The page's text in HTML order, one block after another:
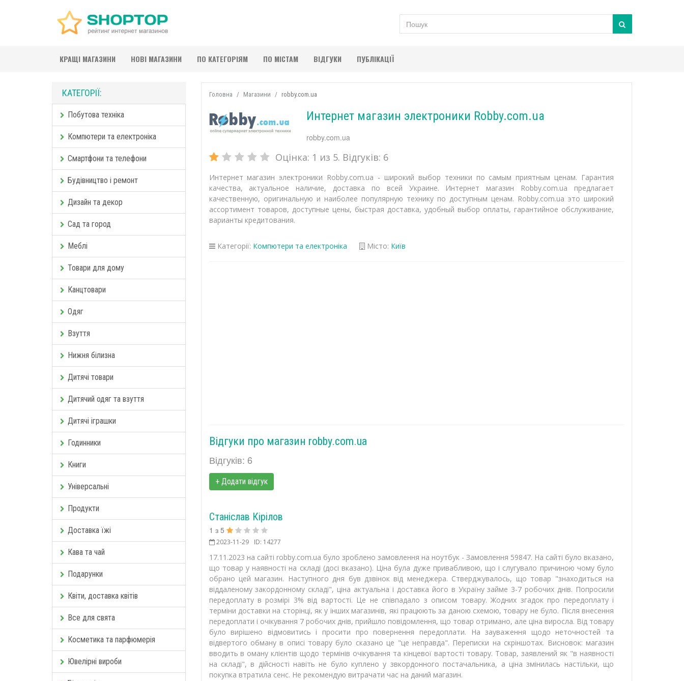
КРАЩІ МАГАЗИНИ НОВІ МАГАЗИНИ ПО КАТЕГОРІЯМ ПО МІСТАМ ВІДГУКИ ПУБЛІКАЦІЇ
КАТЕГОРІЇ:
Побутова техніка
Компютери та електроніка
Смартфони та телефони
Будівництво і ремонт
Дизайн та декор
Сад та город
Меблі
Товари для дому
Канцтовари
Одяг
Взуття
Нижня білизна
Дитячі товари
Дитячий одяг та взуття
Дитячі іграшки
Годинники
Книги
Універсальні
Продукти
Доставка їжі
Кава та чай
Подарунки
Квіти, доставка квітів
Все для свята
Косметика та парфюмерія
Ювелірні вироби
Головна Магазини robby.com.ua
Интернет магазин электроники Robby.com.ua
robby.com.ua
Оцінка: 1 из 5. Відгуків: 6
Интернет магазин электроники Robby.com.ua - широкий выбор техники по самым приятным ценам. Гарантия
качества, актуальное наличие, доставка по всей Украине. Интернет магазин Robby.com.ua предлагает
качественную, оригинальную и наиболее популярную технику по доступным ценам. Robby.com.ua это широкий
ассортимент товаров, доступные цены, быстрая доставка, удобный выбор оплаты, гарантийное обслуживание,
варианты кредитования.
Категорії: Компютери та електроніка Місто: Київ
Відгуки про магазин robby.com.ua
Відгуків: 6
+ Додати відгук
Станіслав Кірілов
1 з 5
2023-11-29 ID: 14277
17.11.2023 на сайті robby.com.ua було зроблено замовлення на ноутбук - Замовлення 59847. На сайті було вказано,
що товар у наявності на складі (досі вказано). Ціна була дуже привабливою, що і слугувало причиною чому було
обрано цей магазин. Наступного дня був дзвінок від менеджера. Стверджувалось, що товар "знаходиться на
віддаленому закордонному складі", ціна актуальна і доставка його в Україну займе 3-7 робочих днів. Попросили
передоплату в розмірі 3% від вартості. Це не співпадало з описом товару. Жодних згадок про передоплату і
терміни доставки на сторінці, як у інших магазинів, які працюють за даною схемою, товару не було. Після внесення
передоплати і очікування 7 робочих днів, прийшло повідомлення, що товар отримано, але ціна виросла. Від товару
було вирішено відмовитись і просити про повернення передоплати. На зауваження щодо неточностей та
відвертого обману в описі товару було сказано це "це неправда". Переписки на скріншотах. Висновок: магазин
вводить в оману клієнтів щодо термінів очікування та кінцевої вартості товару. Товар, заявлений як "в наявності
на складі", в дійсності навіть не було куплено у звкордонного постачальника, а ціна змінилась настільки, що
покупка втратила сенс. Не рекомендую витрачати час на даний магазин.